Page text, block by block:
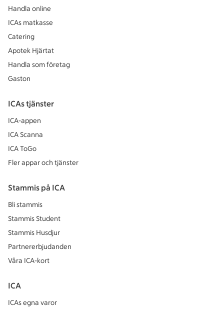
Handla online
ICAs matkasse
Catering
Apotek Hjärtat
Handla som företag
Gaston
ICAs tjänster
ICA-appen
ICA Scanna
ICA ToGo
Fler appar och tjänster
Stammis på ICA
Bli stammis
Stammis Student
Stammis Husdjur
Partnererbjudanden
Våra ICA-kort
ICA
ICAs egna varor